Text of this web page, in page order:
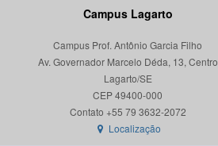
Campus Lagarto
Campus Prof. Antônio Garcia Filho
Av. Governador Marcelo Déda, 13, Centro
Lagarto/SE
CEP 49400-000
Localização